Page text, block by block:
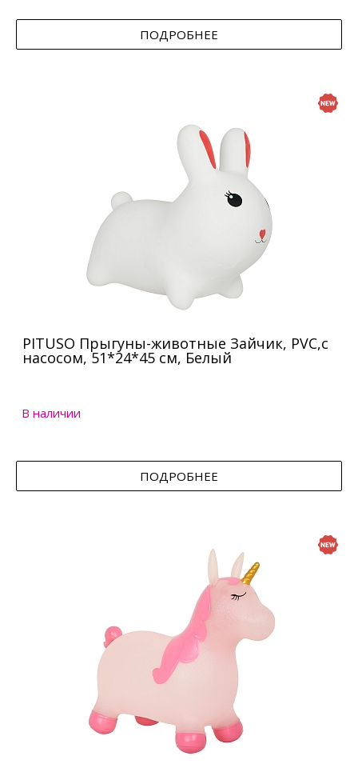
ПОДРОБНЕЕ
PITUSO Прыгуны-животные Зайчик, PVC,с
насосом, 51*24*45 см, Белый
В наличии
ПОДРОБНЕЕ